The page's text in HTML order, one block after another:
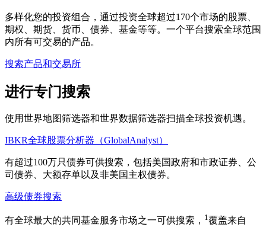
多样化您的投资组合，通过投资全球超过170个市场的股票、
期权、期货、货币、债券、基金等等。一个平台搜索全球范围
内所有可交易的产品。
搜索产品和交易所
进行专门搜索
使用世界地图筛选器和世界数据筛选器扫描全球投资机遇。
IBKR全球股票分析器（GlobalAnalyst）
有超过100万只债券可供搜索，包括美国政府和市政证券、公
司债券、大额存单以及非美国主权债券。
高级债券搜索
有全球最大的共同基金服务市场之一可供搜索， 1覆盖来自